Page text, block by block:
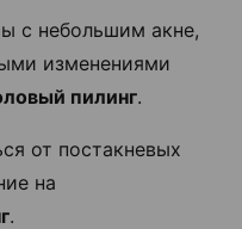
с небольшим акне,
изменениями
пилинг.
от постакневых
на
.